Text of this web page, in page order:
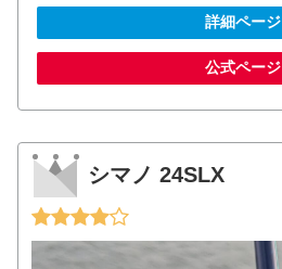
詳細ページ
公式ページ
シマノ 24SLX